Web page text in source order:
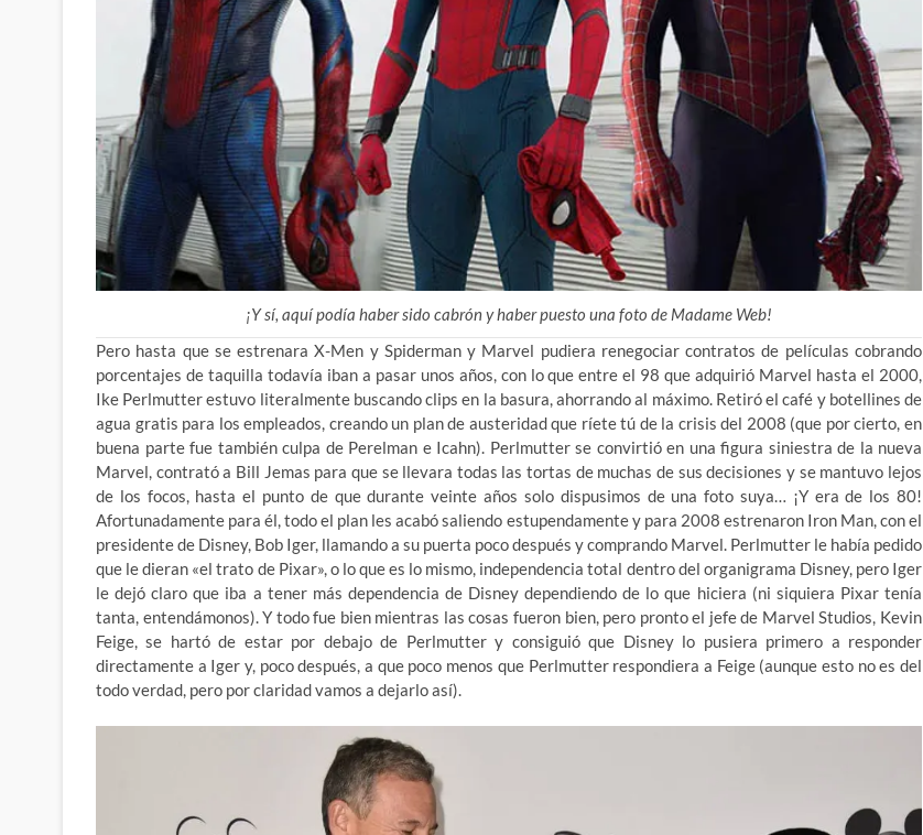
¡Y sí, aquí podía haber sido cabrón y haber puesto una foto de Madame Web!
Pero hasta que se estrenara X-Men y Spiderman y Marvel pudiera renegociar contratos de películas cobrando
porcentajes de taquilla todavía iban a pasar unos años, con lo que entre el 98 que adquirió Marvel hasta el 2000,
Ike Perlmutter estuvo literalmente buscando clips en la basura, ahorrando al máximo. Retiró el café y botellines de
agua gratis para los empleados, creando un plan de austeridad que ríete tú de la crisis del 2008 (que por cierto, en
buena parte fue también culpa de Perelman e Icahn). Perlmutter se convirtió en una figura siniestra de la nueva
Marvel, contrató a Bill Jemas para que se llevara todas las tortas de muchas de sus decisiones y se mantuvo lejos
de los focos, hasta el punto de que durante veinte años solo dispusimos de una foto suya… ¡Y era de los 80!
Afortunadamente para él, todo el plan les acabó saliendo estupendamente y para 2008 estrenaron Iron Man, con el
presidente de Disney, Bob Iger, llamando a su puerta poco después y comprando Marvel. Perlmutter le había pedido
que le dieran «el trato de Pixar», o lo que es lo mismo, independencia total dentro del organigrama Disney, pero Iger
le dejó claro que iba a tener más dependencia de Disney dependiendo de lo que hiciera (ni siquiera Pixar tenía
tanta, entendámonos). Y todo fue bien mientras las cosas fueron bien, pero pronto el jefe de Marvel Studios, Kevin
Feige, se hartó de estar por debajo de Perlmutter y consiguió que Disney lo pusiera primero a responder
directamente a Iger y, poco después, a que poco menos que Perlmutter respondiera a Feige (aunque esto no es del
todo verdad, pero por claridad vamos a dejarlo así).